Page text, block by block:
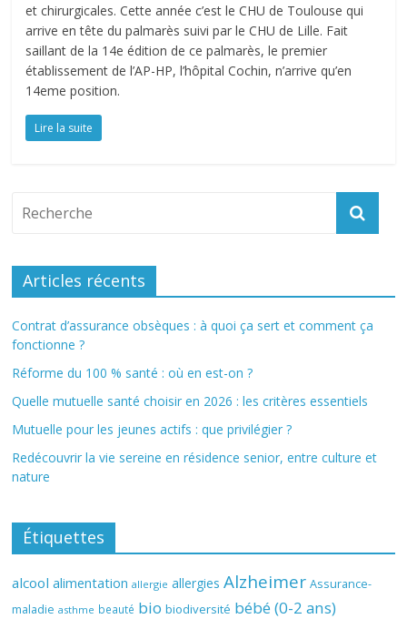
et chirurgicales. Cette année c’est le CHU de Toulouse qui
arrive en tête du palmarès suivi par le CHU de Lille. Fait
saillant de la 14e édition de ce palmarès, le premier
établissement de l’AP-HP, l’hôpital Cochin, n’arrive qu’en
14eme position.
Lire la suite
Articles récents
Contrat d’assurance obsèques : à quoi ça sert et comment ça
fonctionne ?
Réforme du 100 % santé : où en est-on ?
Quelle mutuelle santé choisir en 2026 : les critères essentiels
Mutuelle pour les jeunes actifs : que privilégier ?
Redécouvrir la vie sereine en résidence senior, entre culture et
nature
Étiquettes
alcool alimentation allergie allergies Alzheimer Assurance-
maladie asthme beauté bio biodiversité bébé (0-2 ans)